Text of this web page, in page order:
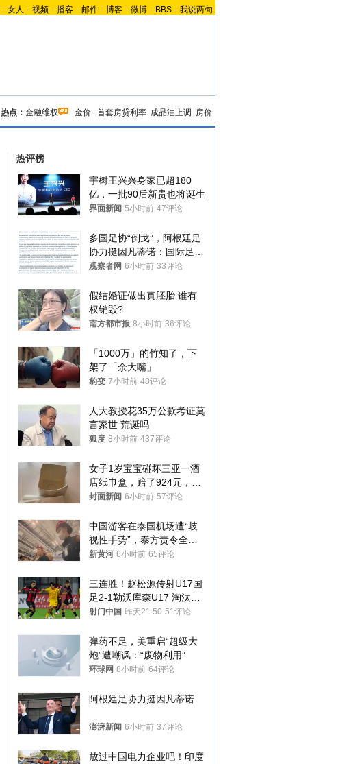
- 女人 - 视频 - 播客 - 邮件 - 博客 - 微博 - BBS - 我说两句
热点： 金融维权 金价 首套房贷利率 成品油上调 房价
热评榜
宇树王兴兴身家已超180
亿，一批90后新贵也将诞生
界面新闻 5小时前 47评论
多国足协“倒戈”，阿根廷足
协力挺因凡蒂诺：国际足联
今后应继续在其领导下前行
观察者网 6小时前 33评论
假结婚证做出真胚胎 谁有
权销毁?
南方都市报 8小时前 36评论
「1000万」的竹知了，下
架了「余大嘴」
豹变 7小时前 48评论
人大教授花35万公款考证莫
言家世 荒诞吗
狐度 8小时前 437评论
女子1岁宝宝碰坏三亚一酒
店纸巾盒，赔了924元，发
帖吐槽后酒店退还一半的
封面新闻 6小时前 57评论
中国游客在泰国机场遭“歧
视性手势”，泰方责令全面
调查，对责任人采取最严厉
新黄河 6小时前 65评论
三连胜！赵松源传射U17国
足2-1勒沃库森U17 淘汰赛
将战河床
射门中国 昨天21:50 51评论
弹药不足，美重启“超级大
炮”遭嘲讽：“废物利用”
环球网 8小时前 64评论
阿根廷足协力挺因凡蒂诺
澎湃新闻 6小时前 37评论
放过中国电力企业吧！印度